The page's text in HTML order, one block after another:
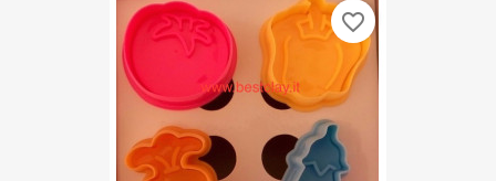
favorite_border